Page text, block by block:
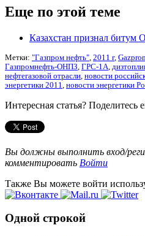
Еще по этой теме
Казахстан признал
Метки: "Газпром нефть" 2011 г,
Газпромнефть-ОНПЗ ГРС-1А
нефтегазовой отрасли новости
энергетики 2011
новости энергетики
Интересная статья? Поделитесь
Вы должны выполнить вход/
комментировать Войти
Также Вы можете войти
Одной строкой